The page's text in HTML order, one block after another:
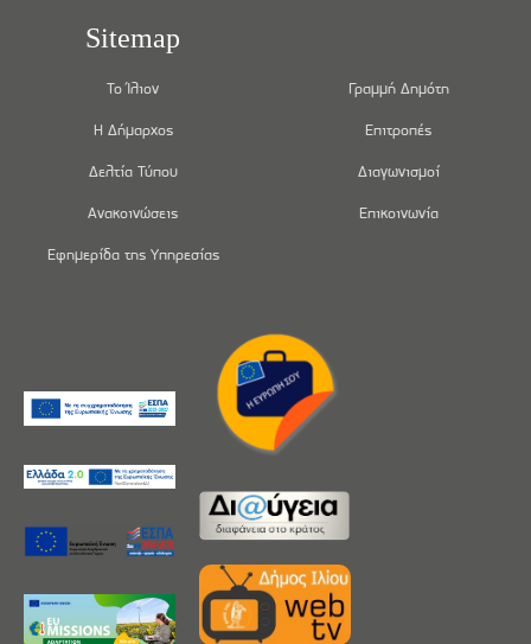
Sitemap
Το Ίλιον
Η Δήμαρχος
Δελτία Τύπου
Ανακοινώσεις
Εφημερίδα της Υπηρεσίας
Γραμμή Δημότη
Επιτροπές
Διαγωνισμοί
Επικοινωνία